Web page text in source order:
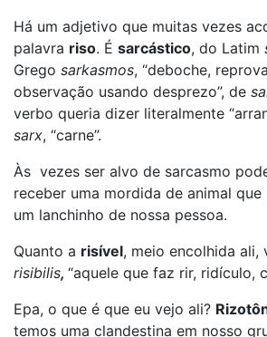
Há um adjetivo que muitas vezes
palavra riso. É sarcástico, do Latim
Grego sarkasmos, “deboche,
observação usando desprezo”, de
verbo queria dizer literalmente
sarx, “carne”.
Às vezes ser alvo de sarcasmo
receber uma mordida de animal
um lanchinho de nossa pessoa.
Quanto a risível, meio encolhida ali,
risibilis, “aquele que faz rir, ridículo,
Epa, o que é que eu vejo ali?
temos uma clandestina em nosso